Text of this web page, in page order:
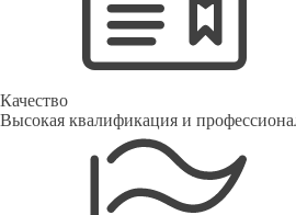
Качество
Высокая квалификация и